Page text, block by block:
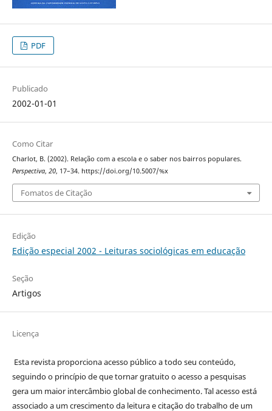
PDF
Publicado
2002-01-01
Como Citar
Charlot, B. (2002). Relação com a escola e o saber nos bairros populares.
Perspectiva, 20, 17–34. https://doi.org/10.5007/%x
Fomatos de Citação
Edição
Edição especial 2002 - Leituras sociológicas em educação
Seção
Artigos
Licença
Esta revista proporciona acesso público a todo seu conteúdo,
seguindo o princípio de que tornar gratuito o acesso a pesquisas
gera um maior intercâmbio global de conhecimento. Tal acesso está
associado a um crescimento da leitura e citação do trabalho de um